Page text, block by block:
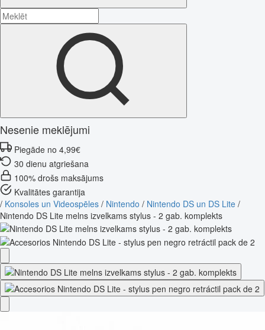
Nesenie meklējumi
Piegāde no 4,99€
30 dienu atgriešana
100% drošs maksājums
Kvalitātes garantija
/ Konsoles un Videospēles / Nintendo / Nintendo DS un DS Lite /
Nintendo DS Lite melns izvelkams stylus - 2 gab. komplekts